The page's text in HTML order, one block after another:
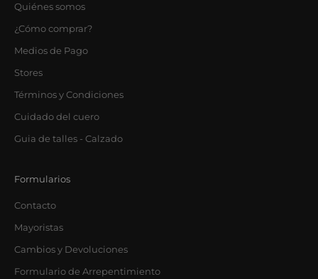
Quiénes somos
¿Cómo comprar?
Medios de Pago
Stores
Términos y Condiciones
Cuidado del cuero
Guia de talles - Calzado
Formularios
Contacto
Mayoristas
Cambios y Devoluciones
Formulario de Arrepentimiento